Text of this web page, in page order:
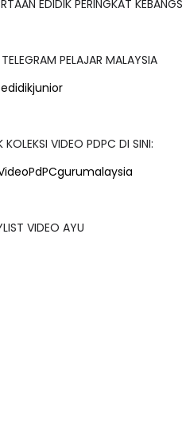
EDIDIK PERINGKAT
PELAJAR MALAYSIA
KOLEKSI VIDEO PDPC DI SINI:
VIDEO AYU